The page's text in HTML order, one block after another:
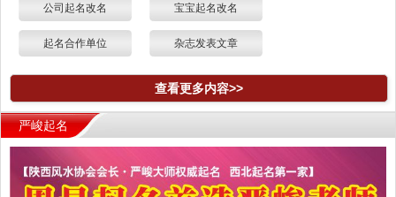
公司起名改名 宝宝起名改名
起名合作单位 杂志发表文章
查看更多内容>>
严峻起名